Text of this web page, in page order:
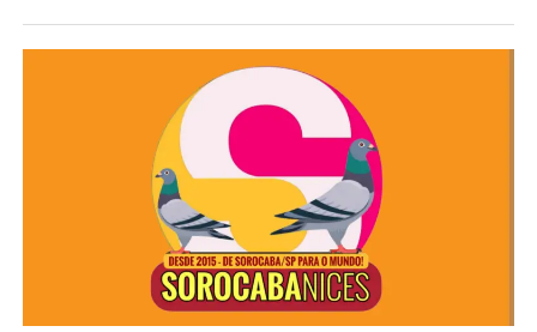
“O Parque Tecnológico de Sorocaba é um ambiente ideal
para o crescimento de empresas inovadoras. Temos
certeza de que esse empreendimento trará novas
oportunidades de trabalho para nossa população”,
destacou o prefeito Rodrigo Manga.